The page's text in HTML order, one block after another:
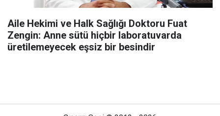
Aile Hekimi ve Halk Sağlığı Doktoru Fuat
Zengin: Anne sütü hiçbir laboratuvarda
üretilemeyecek eşsiz bir besindir